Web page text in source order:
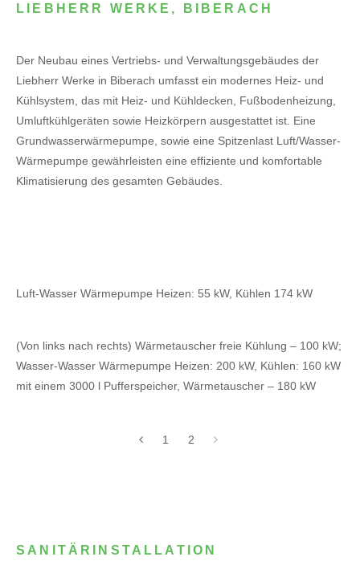
LIEBHERR WERKE, BIBERACH
Der Neubau eines Vertriebs- und Verwaltungsgebäudes der
Liebherr Werke in Biberach umfasst ein modernes Heiz- und
Kühlsystem, das mit Heiz- und Kühldecken, Fußbodenheizung,
Umluftkühlgeräten sowie Heizkörpern ausgestattet ist. Eine
Grundwasserwärmepumpe, sowie eine Spitzenlast Luft/Wasser-
Wärmepumpe gewährleisten eine effiziente und komfortable
Klimatisierung des gesamten Gebäudes.
Luft-Wasser Wärmepumpe Heizen: 55 kW, Kühlen 174 kW
(Von links nach rechts) Wärmetauscher freie Kühlung – 100 kW;
Wasser-Wasser Wärmepumpe Heizen: 200 kW, Kühlen: 160 kW
mit einem 3000 l Pufferspeicher, Wärmetauscher – 180 kW
1 2
SANITÄRINSTALLATION